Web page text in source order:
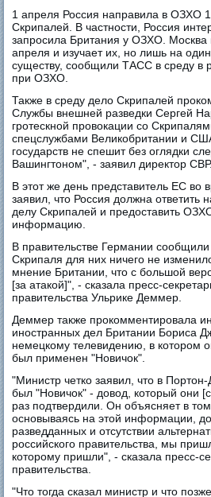
1 апреля Россия направила в ОЗХО
Скрипалей. В частности, Россия
запросила Британия у ОЗХО. Москва
апреля и изучает их, но лишь на
существу, сообщили ТАСС в среду в
при ОЗХО.
Также в среду дело Скрипалей
Службы внешней разведки Сергей
гротескной провокации со
спецслужбами Великобритании и
государств не спешит без оглядки
Вашингтоном", - заявил директор СВР.
В этот же день представитель ЕС
заявил, что Россия должна ответить
делу Скрипалей и предоставить
информацию.
В правительстве Германии
Скрипаля для них ничего не
мнение Британии, что с большой
[за атакой]", - сказала пресс-
правительства Ульрике Деммер.
Деммер также прокомментировала
иностранных дел Британии Бориса
немецкому телевидению, в котором
был применен "Новичок".
"Министр четко заявил, что в
был "Новичок" - довод, который они
раз подтвердили. Он объясняет в
основываясь на этой информации,
разведданных и отсутствии
российского правительства, мы
которому пришли", - сказала пресс-
правительства.
"Что тогда сказал министр и что